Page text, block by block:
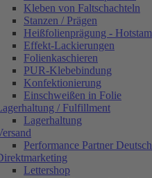
Kleben von Faltschachteln
Stanzen / Prägen
Heißfolienprägung -
Effekt-Lackierungen
Folienkaschieren
PUR-Klebebindung
Konfektionierung
Einschweißen in Folie
/ Fulfillment
Lagerhaltung
Performance Partner
Lettershop